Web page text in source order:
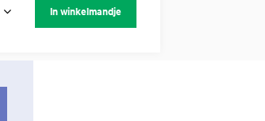
In winkelmandje